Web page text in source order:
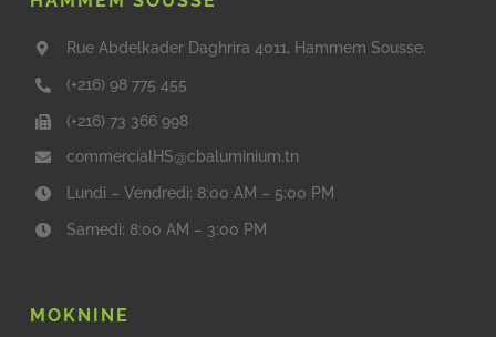
Rue Abdelkader Daghrira 4011, Hammem Sousse.
(+216) 98 775 455
(+216) 73 366 998
commercialHS@cbaluminium.tn
Lundi – Vendredi: 8:00 AM – 5:00 PM
Samedi: 8:00 AM – 3:00 PM
MOKNINE